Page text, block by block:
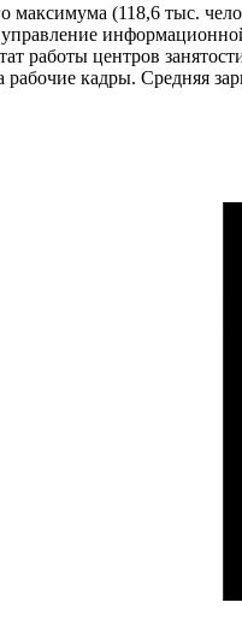
максимума (118,6 тыс.
управление
работы центров
рабочие кадры. Средняя